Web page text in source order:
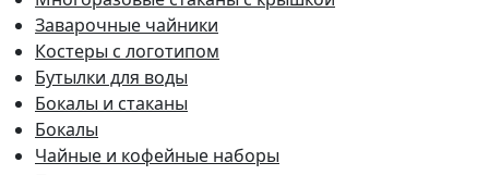
Заварочные чайники
Костеры с логотипом
Бутылки для воды
Бокалы и стаканы
Бокалы
Чайные и кофейные наборы